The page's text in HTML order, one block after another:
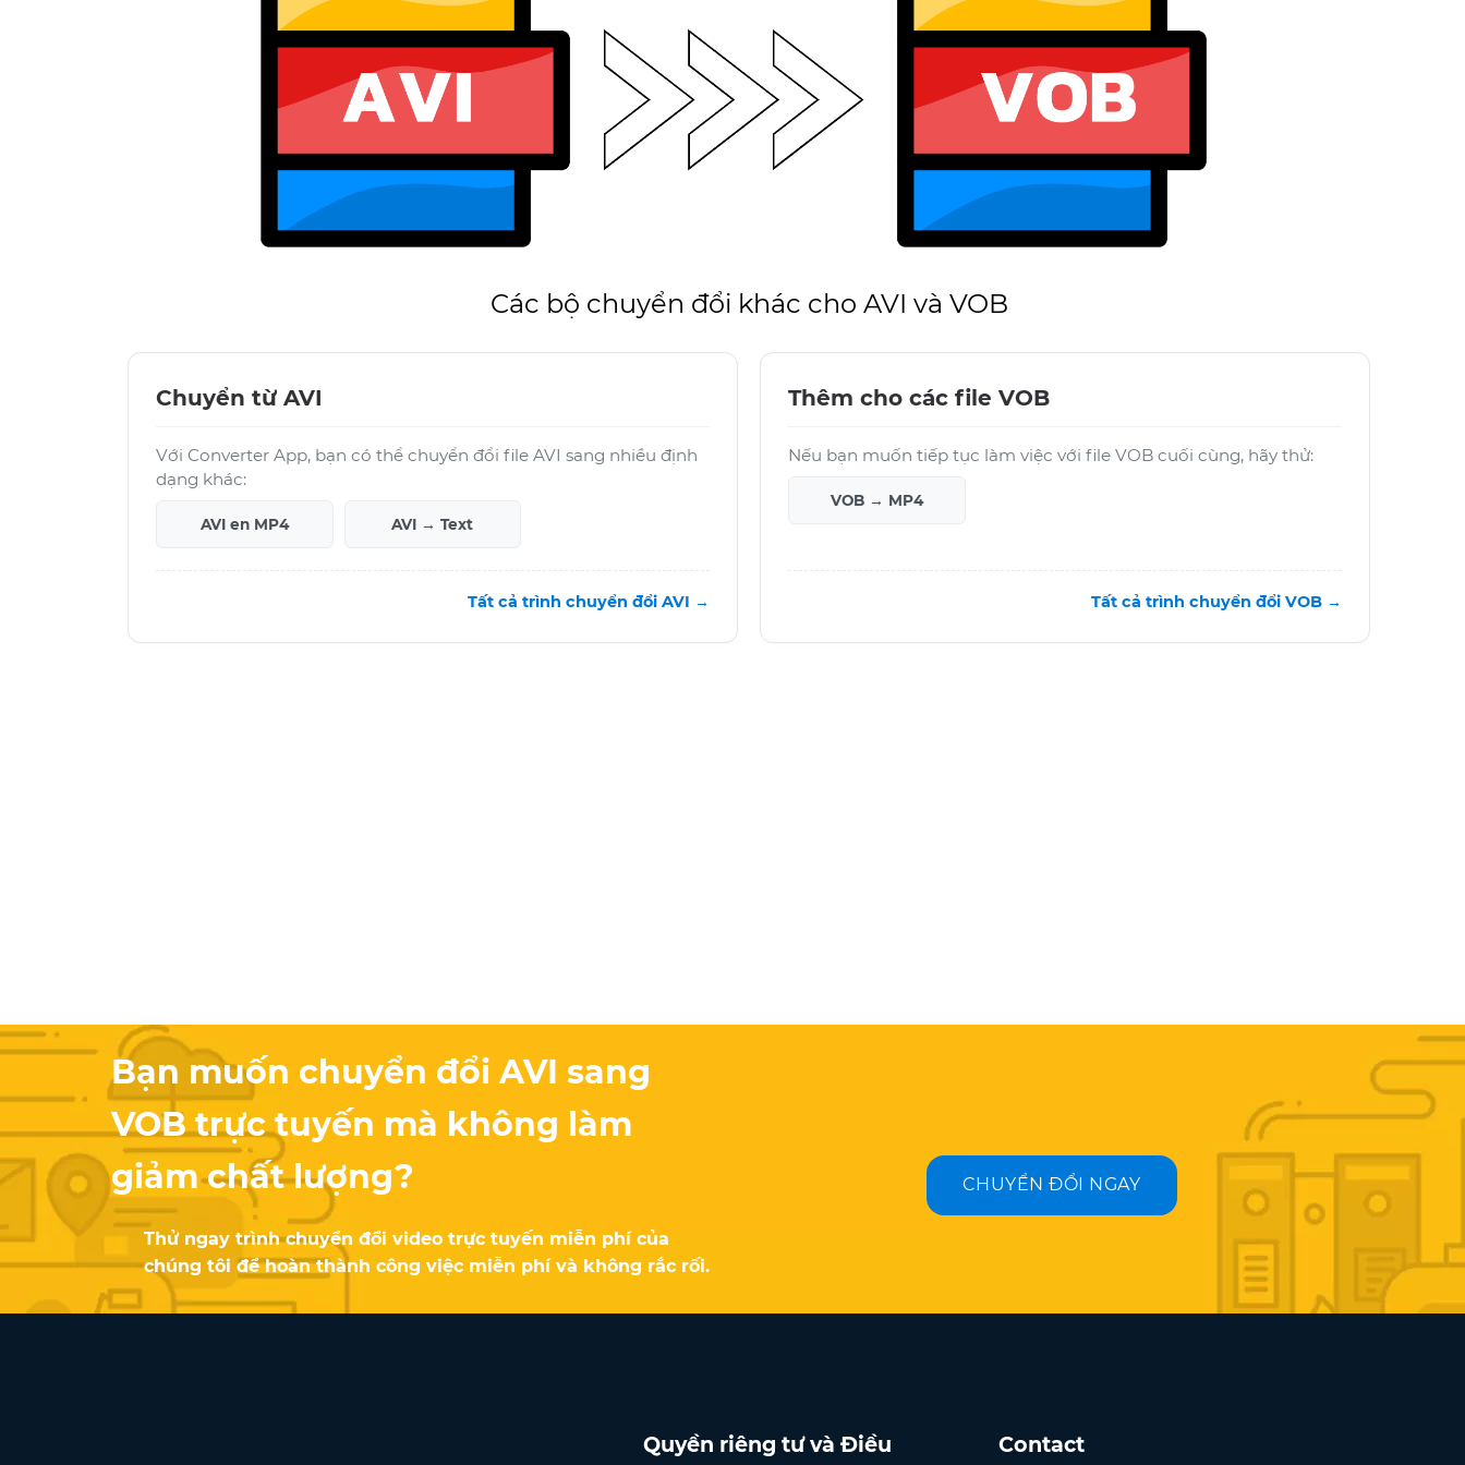
Các bộ chuyển đổi khác cho AVI và VOB
Chuyển từ AVI
Với Converter App, bạn có thể chuyển đổi file AVI sang nhiều định
dạng khác:
AVI en MP4 AVI → Text
Tất cả trình chuyển đổi AVI →
Thêm cho các file VOB
Nếu bạn muốn tiếp tục làm việc với file VOB cuối cùng, hãy thử:
VOB → MP4
Tất cả trình chuyển đổi VOB →
Bạn muốn chuyển đổi AVI sang
VOB trực tuyến mà không làm
giảm chất lượng?
Thử ngay trình chuyển đổi video trực tuyến miễn phí của
chúng tôi để hoàn thành công việc miễn phí và không rắc rối.
CHUYỂN ĐỔI NGAY
Quyền riêng tư và Điều
Contact